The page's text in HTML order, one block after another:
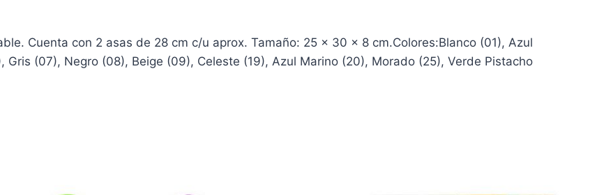
Cuenta con 2 asas de 28 cm c/u aprox. Tamaño: 25 x 30 x 8 cm.Colores:Blanco (01), Azul
(07), Negro (08), Beige (09), Celeste (19), Azul Marino (20), Morado (25), Verde Pistacho